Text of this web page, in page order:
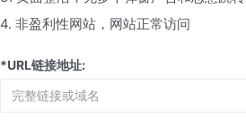
4. 非盈利性网站，网站正常访问
*URL链接地址: